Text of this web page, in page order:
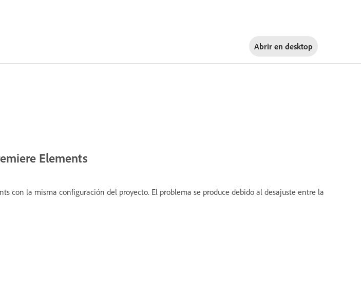
Abrir en desktop
Elements
con la misma configuración del proyecto. El problema se produce debido al desajuste entre la